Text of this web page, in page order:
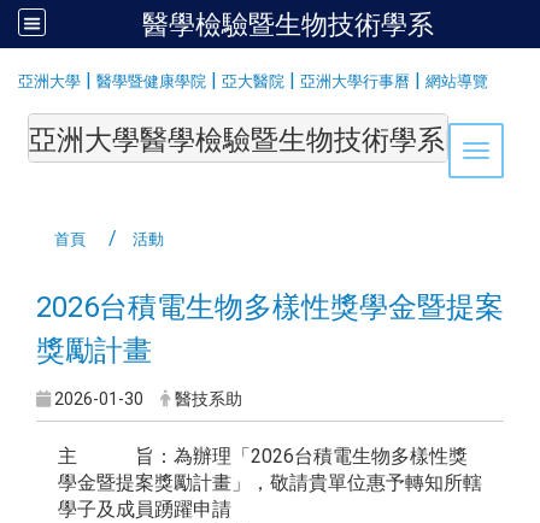
醫學檢驗暨生物技術學系
亞洲大學 | 醫學暨健康學院 | 亞大醫院 | 亞洲大學行事曆 | 網站導覽
Toggle
亞洲大學醫學檢驗暨生物技術學系
首頁 活動
2026台積電生物多樣性獎學金暨提案
獎勵計畫
2026-01-30 醫技系助
主 旨：為辦理「2026台積電生物多樣性獎
學金暨提案獎勵計畫」，敬請貴單位惠予轉知所轄
學子及成員踴躍申請